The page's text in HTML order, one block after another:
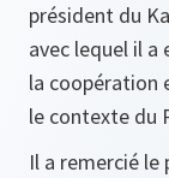
président du
avec lequel il
la coopération
le contexte du
Il a remercié le